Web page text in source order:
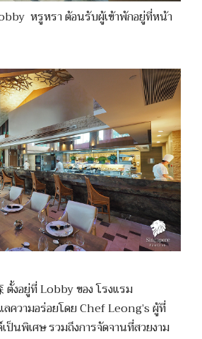
หรูหรา ต้อนรับผู้เข้าพักอยู่ที่หน้า
ตั้งอยู่ที่ Lobby ของ โรงแรม
วามอร่อยโดย Chef Leong’s ผู้ที่
นพิเศษ รวมถึงการจัดจานที่สวยงาม